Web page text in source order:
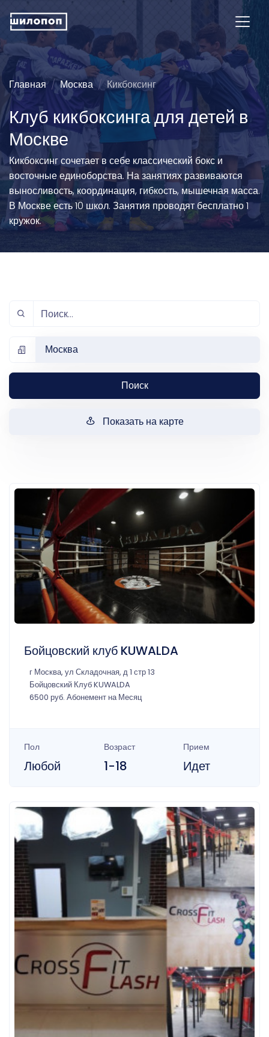
Главная Москва Кикбоксинг
Клуб кикбоксинга для детей в
Москве
Кикбоксинг сочетает в себе классический бокс и
восточные единоборства. На занятиях развиваются
выносливость, координация, гибкость, мышечная масса.
В Москве есть 10 школ. Занятия проводят бесплатно 1
кружок.
Москва
Поиск
Показать на карте
Бойцовский клуб KUWALDA
г Москва, ул Складочная, д 1 стр 13
Бойцовский Клуб KUWALDA
6500 руб. Абонемент на Месяц
Пол
Любой
Возраст
1-18
Прием
Идет